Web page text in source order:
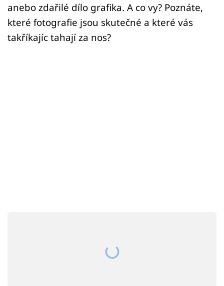
Virály
Sex a vztahy
anebo zdařilé dílo grafika. A co vy? Poznáte,
které fotografie jsou skutečné a které vás
takříkajíc tahají za nos?